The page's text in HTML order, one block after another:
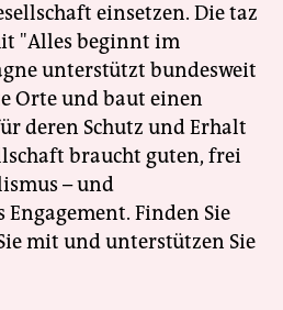
einsetzen. Die taz
"Alles beginnt im
unterstützt bundesweit
Orte und baut einen
deren Schutz und Erhalt
braucht guten, frei
– und
Finden Sie
mit und unterstützen Sie